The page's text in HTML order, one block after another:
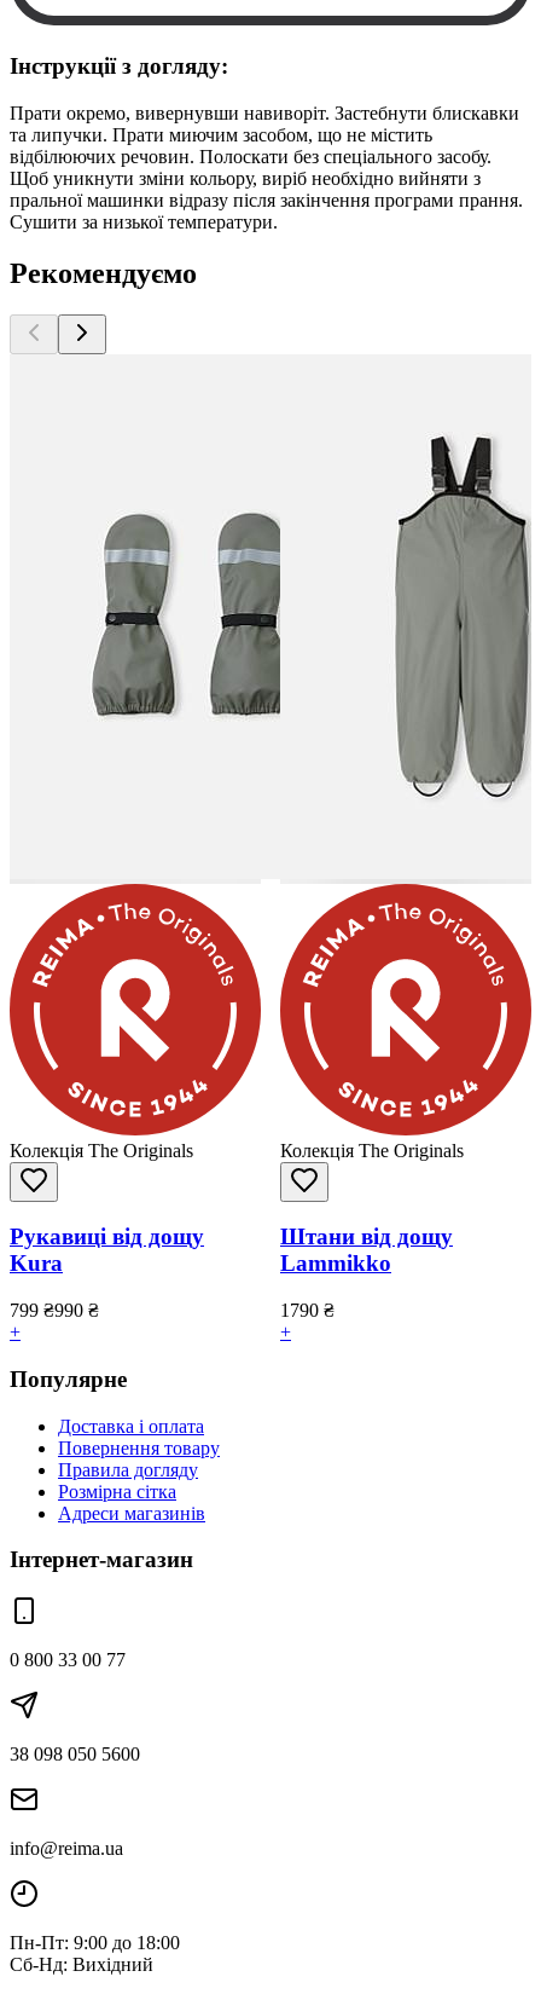
Інструкції з догляду:
Прати окремо, вивернувши навиворіт. Застебнути блискавки
та липучки. Прати миючим засобом, що не містить
відбілюючих речовин. Полоскати без спеціального засобу.
Щоб уникнути зміни кольору, виріб необхідно вийняти з
пральної машинки відразу після закінчення програми прання.
Сушити за низької температури.
Рекомендуємо
Колекція The Originals
Рукавиці від дощу
Kura
799 ₴990 ₴
+
Колекція The Originals
Штани від дощу
Lammikko
1790 ₴
+
Популярне
Доставка і оплата
Повернення товару
Правила догляду
Розмірна сітка
Адреси магазинів
Інтернет-магазин
0 800 33 00 77
38 098 050 5600
info@reima.ua
Пн-Пт: 9:00 до 18:00
Сб-Нд: Вихідний